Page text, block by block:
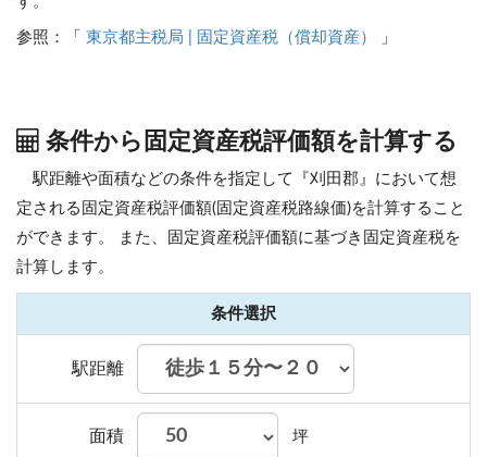
参照：「 東京都主税局 | 固定資産税（償却資産） 」
条件から固定資産税評価額を計算する
駅距離や面積などの条件を指定して『刈田郡』において想
定される固定資産税評価額(固定資産税路線価)を計算すること
ができます。
また、固定資産税評価額に基づき固定資産税を
計算します。
条件選択
駅距離
面積 坪